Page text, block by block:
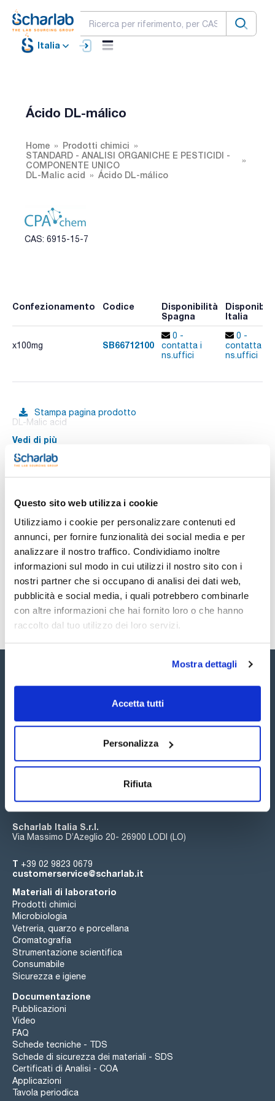
Questo sito web utilizza i cookie
Utilizziamo i cookie per personalizzare contenuti ed
annunci, per fornire funzionalità dei social media e per
analizzare il nostro traffico. Condividiamo inoltre
informazioni sul modo in cui utilizzi il nostro sito con i
nostri partner che si occupano di analisi dei dati web,
pubblicità e social media, i quali potrebbero combinarle
con altre informazioni che hai fornito loro o che hanno
raccolto dal tuo utilizzo dei loro servizi.
Mostra dettagli
Accetta tutti
Personalizza
Rifiuta
Italia
Ácido DL-málico
Home
Prodotti chimici
STANDARD - ANALISI ORGANICHE E PESTICIDI -
COMPONENTE UNICO
DL-Malic acid
Ácido DL-málico
CAS: 6915-15-7
Confezionamento Codice
Disponibilità
Spagna
Italia
x100mg SB66712100
0 -
contatta i
ns.uffici
0 -
contatta i
ns.uffici
Stampa pagina prodotto
DL-Malic acid
Vedi di più
Documentazione tecnica
TDS / Scheda tecnica
Registrati per i download
COA
Registrati per i download
SDS / Scheda di
Sicurezza
Registrati per i download
Seguici:
Iscriviti alla Newsletter
Scharlab Italia S.r.l.
Via Massimo D’Azeglio 20- 26900 LODI (LO)
T +39 02 9823 0679
customerservice@scharlab.it
Materiali di laboratorio
Prodotti chimici
Microbiologia
Vetreria, quarzo e porcellana
Cromatografia
Strumentazione scientifica
Consumabile
Sicurezza e igiene
Documentazione
Pubblicazioni
Video
FAQ
Schede tecniche - TDS
Schede di sicurezza dei materiali - SDS
Certificati di Analisi - COA
Applicazioni
Tavola periodica